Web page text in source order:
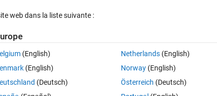
Afficher
decimated output downsamples the signl in a way that signals of
output changed dothat all the signlas in the 4 MHz band are
web dans la liste suivante :
(English)
(English)
(Deutsch)
Netherlands(English)
Norway(English)
Österreich (Deutsch)